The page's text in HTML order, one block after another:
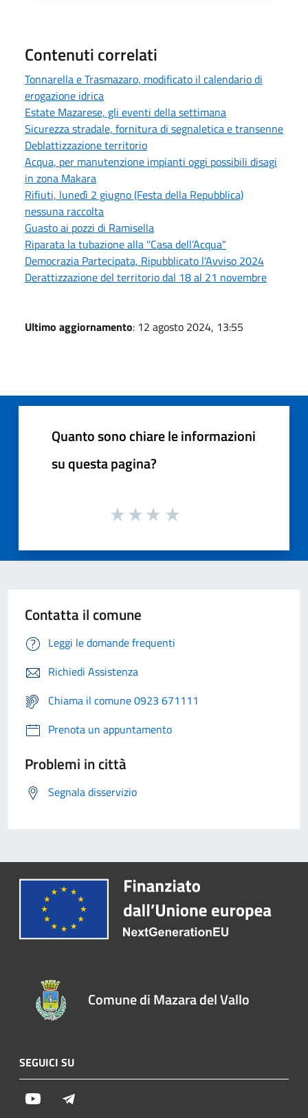
Contenuti correlati
Tonnarella e Trasmazaro, modificato il calendario di
erogazione idrica
Estate Mazarese, gli eventi della settimana
Sicurezza stradale, fornitura di segnaletica e transenne
Deblattizzazione territorio
Acqua, per manutenzione impianti oggi possibili disagi
in zona Makara
Rifiuti, lunedì 2 giugno (Festa della Repubblica)
nessuna raccolta
Guasto ai pozzi di Ramisella
Riparata la tubazione alla "Casa dell’Acqua"
Democrazia Partecipata, Ripubblicato l'Avviso 2024
Derattizzazione del territorio dal 18 al 21 novembre
Ultimo aggiornamento: 12 agosto 2024, 13:55
Quanto sono chiare le informazioni
su questa pagina?
Contatta il comune
Leggi le domande frequenti
Richiedi Assistenza
Chiama il comune 0923 671111
Prenota un appuntamento
Problemi in città
Segnala disservizio
Comune di Mazara del Vallo
SEGUICI SU
Youtube